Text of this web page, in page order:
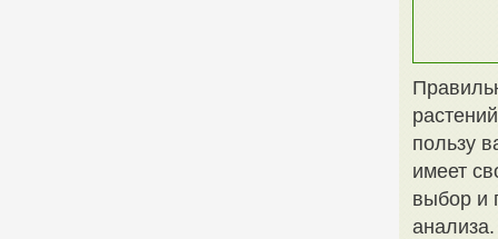
пользу
имеет
выбор и
анализа.